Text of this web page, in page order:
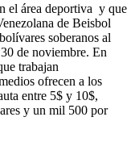
el área deportiva y que
de Beisbol
soberanos al
de noviembre. En
trabajan
ofrecen a los
entre 5$ y 10$,
y un mil 500 por